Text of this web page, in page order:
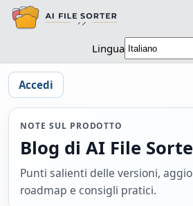
Lingua
Accedi
NOTE SUL PRODOTTO
Blog di AI File
Punti salienti delle versioni,
roadmap e consigli pratici.